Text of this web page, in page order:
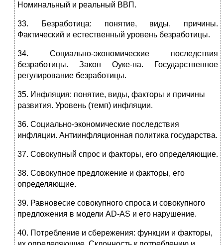
Номинальный и реальный ВВП.
33. Безработица: понятие, виды, причины.
Фактический и естествен­ный уровень безработицы.
34. Социально-экономические последствия
безработицы. Закон Оуке-на. Государственное
регулирование безработицы.
35. Инфляция: понятие, виды, факторы и причины
развития. Уровень (темп) инфляции.
36. Социально-экономические последствия
инфляции. Антиинфляци­онная политика государства.
37. Совокупный спрос и факторы, его определяющие.
38. Совокупное предложение и факторы, его
определяющие.
39. Равновесие совокупного спроса и совокупного
предложения в мо­дели AD-AS и его нарушение.
40. Потребление и сбережения: функции и факторы,